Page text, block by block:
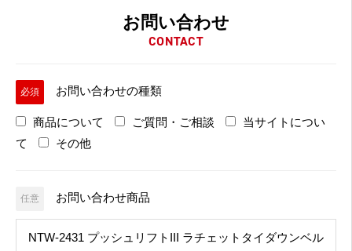
お問い合わせ
CONTACT
必須 お問い合わせの種類
商品について ご質問・ご相談
当サイトについ
て
その他
任意 お問い合わせ商品